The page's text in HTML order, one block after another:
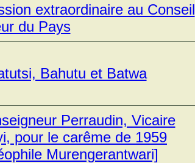
extraordinaire au Conseil
du Pays
Bahutu et Batwa
Perraudin, Vicaire
pour le carême de 1959
Murengerantwari]